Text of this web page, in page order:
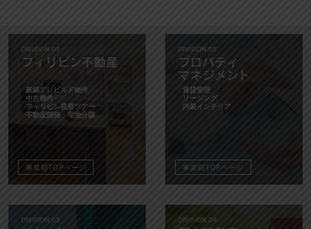
新築プレビルド物件
中古物件
フィリピン視察ツアー
不動産開発・宅地分譲
事業部TOPページ
賃貸管理
リーシング
内装インテリア
事業部TOPページ